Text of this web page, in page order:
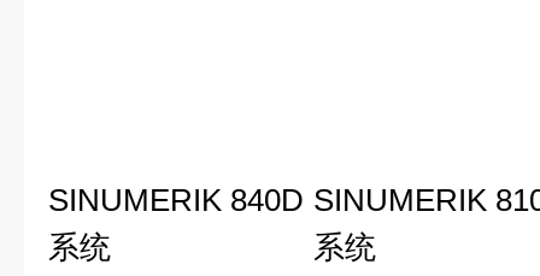
SINUMERIK 840D
系统
SINUMERIK
系统